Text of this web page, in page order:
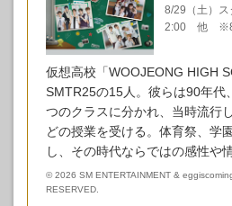
8/29（土）
2:00 他 ※8/
仮想高校「WOOJEONG HIGH
SMTR25の15人。彼らは90年代
つのクラスに分かれ、当時流行
どの授業を受ける。体育祭、学
し、その時代ならではの感性や
©2026 SM ENTERTAINMENT &
RESERVED.